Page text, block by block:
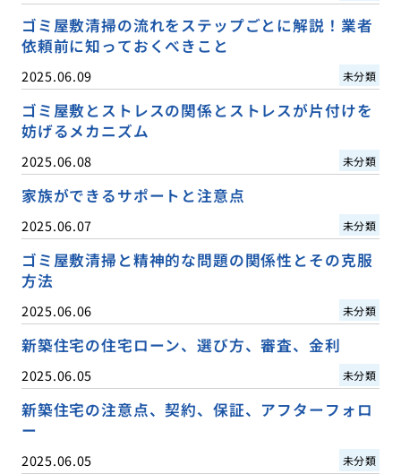
ゴミ屋敷清掃の流れをステップごとに解説！業者
依頼前に知っておくべきこと
2025.06.09 未分類
ゴミ屋敷とストレスの関係とストレスが片付けを
妨げるメカニズム
2025.06.08 未分類
家族ができるサポートと注意点
2025.06.07 未分類
ゴミ屋敷清掃と精神的な問題の関係性とその克服
方法
2025.06.06 未分類
新築住宅の住宅ローン、選び方、審査、金利
2025.06.05 未分類
新築住宅の注意点、契約、保証、アフターフォロ
ー
2025.06.05 未分類